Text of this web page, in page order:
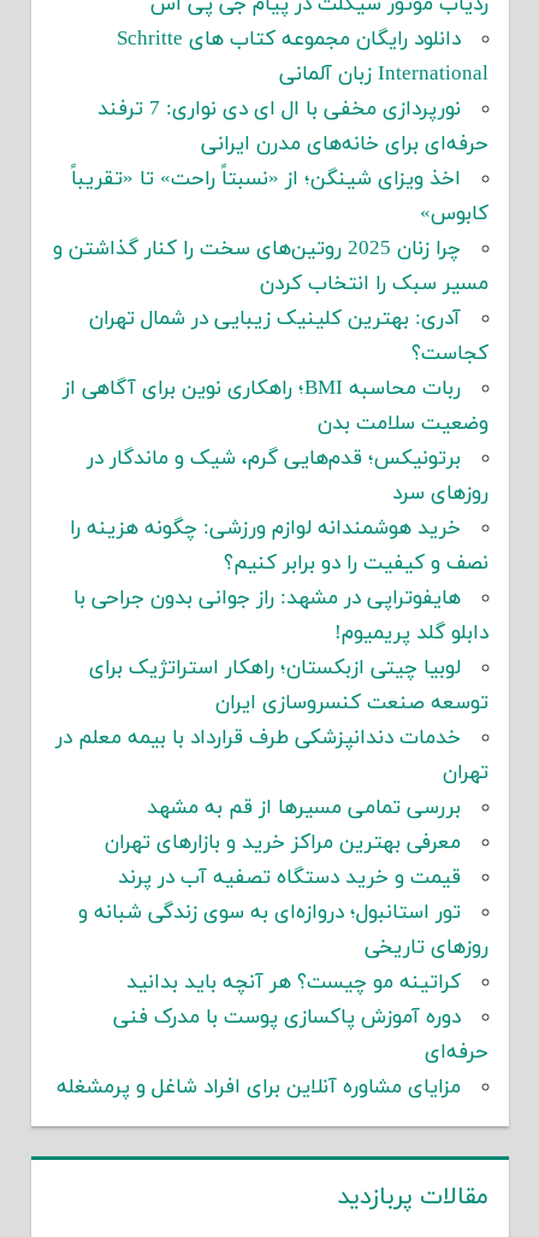
دانلود رایگان مجموعه کتاب های Schritte
International زبان آلمانی
نورپردازی مخفی با ال ای دی نواری: 7 ترفند
حرفه‌ای برای خانه‌های مدرن ایرانی
اخذ ویزای شینگن؛ از «نسبتاً راحت» تا «تقریباً
کابوس»
چرا زنان 2025 روتین‌های سخت را کنار گذاشتن و
مسیر سبک را انتخاب کردن
آدری: بهترین کلینیک زیبایی در شمال تهران
کجاست؟
ربات محاسبه BMI؛ راهکاری نوین برای آگاهی از
وضعیت سلامت بدن
برتونیکس؛ قدم‌هایی گرم، شیک و ماندگار در
روزهای سرد
خرید هوشمندانه لوازم ورزشی: چگونه هزینه را
نصف و کیفیت را دو برابر کنیم؟
هایفوتراپی در مشهد: راز جوانی بدون جراحی با
دابلو گلد پریمیوم!
لوبیا چیتی ازبکستان؛ راهکار استراتژیک برای
توسعه صنعت کنسروسازی ایران
خدمات دندانپزشکی طرف قرارداد با بیمه معلم در
تهران
بررسی تمامی مسیرها از قم به مشهد
معرفی بهترین مراکز خرید و بازارهای تهران
قیمت و خرید دستگاه تصفیه آب در پرند
تور استانبول؛ دروازه‌ای به سوی زندگی شبانه و
روزهای تاریخی
کراتینه مو چیست؟ هر آنچه باید بدانید
دوره آموزش پاکسازی پوست با مدرک فنی
حرفه‌ای
مزایای مشاوره آنلاین برای افراد شاغل و پرمشغله
مقالات پربازدید